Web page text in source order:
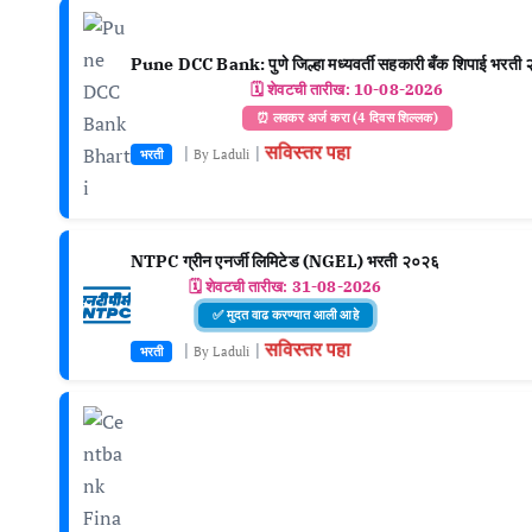
Pune DCC Bank: पुणे जिल्हा मध्यवर्ती सहकारी बँक शिपाई भरती
🗓️ शेवटची तारीख: 10-08-2026
⏰ लवकर अर्ज करा (4 दिवस शिल्लक)
भरती | By Laduli |सविस्तर पहा
NTPC ग्रीन एनर्जी लिमिटेड (NGEL) भरती २०२६
🗓️ शेवटची तारीख: 31-08-2026
✅ मुदत वाढ करण्यात आली आहे
भरती | By Laduli |सविस्तर पहा